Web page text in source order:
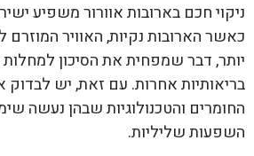
ניקוי חכם בארובות אוורור משפיע
כאשר הארובות נקיות, האוויר המוזרם
יותר, דבר שמפחית את הסיכון למחלות
בריאותיות אחרות. עם זאת, יש לבדוק
החומרים והטכנולוגיות שבהן נעשה
השפעות שליליות.